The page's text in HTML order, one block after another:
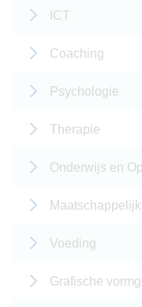
ICT
Coaching
Psychologie
Therapie
Onderwijs en
Voeding
Grafische